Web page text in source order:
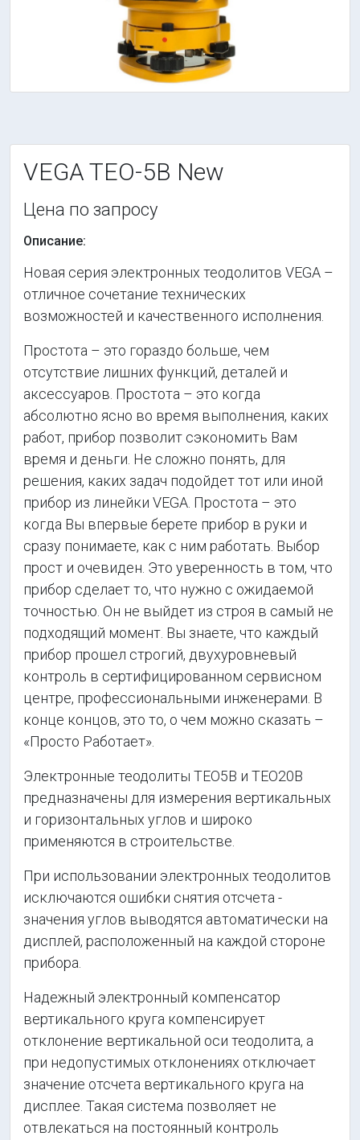
VEGA TEO-5В New
Цена по запросу
Описание:
Новая серия электронных теодолитов VEGA –
отличное сочетание технических
возможностей и качественного исполнения.
Простота – это гораздо больше, чем
отсутствие лишних функций, деталей и
аксессуаров. Простота – это когда
абсолютно ясно во время выполнения, каких
работ, прибор позволит сэкономить Вам
время и деньги. Не сложно понять, для
решения, каких задач подойдет тот или иной
прибор из линейки VEGA. Простота – это
когда Вы впервые берете прибор в руки и
сразу понимаете, как с ним работать. Выбор
прост и очевиден. Это уверенность в том, что
прибор сделает то, что нужно с ожидаемой
точностью. Он не выйдет из строя в самый не
подходящий момент. Вы знаете, что каждый
прибор прошел строгий, двухуровневый
контроль в сертифицированном сервисном
центре, профессиональными инженерами. В
конце концов, это то, о чем можно сказать –
«Просто Работает».
Электронные теодолиты ТЕО5B и ТЕО20B
предназначены для измерения вертикальных
и горизонтальных углов и широко
применяются в строительстве.
При использовании электронных теодолитов
исключаются ошибки снятия отсчета -
значения углов выводятся автоматически на
дисплей, расположенный на каждой стороне
прибора.
Надежный электронный компенсатор
вертикального круга компенсирует
отклонение вертикальной оси теодолита, а
при недопустимых отклонениях отключает
значение отсчета вертикального круга на
дисплее. Такая система позволяет не
отвлекаться на постоянный контроль